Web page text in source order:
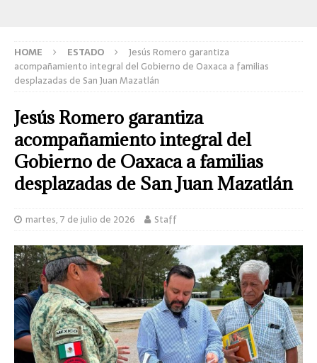
HOME ESTADO
Jesús Romero garantiza
acompañamiento integral del Gobierno de Oaxaca a familias
desplazadas de San Juan Mazatlán
Jesús Romero garantiza
acompañamiento integral del
Gobierno de Oaxaca a familias
desplazadas de San Juan Mazatlán
martes, 7 de julio de 2026 Staff